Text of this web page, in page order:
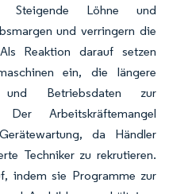
Steigende Löhne und
und verringern die
Reaktion darauf setzen
ein, die längere
und Betriebsdaten zur
Der Arbeitskräftemangel
da Händler
Techniker zu rekrutieren.
indem sie Programme zur